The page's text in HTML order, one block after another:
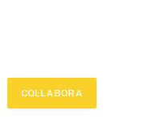
COL·LABORA